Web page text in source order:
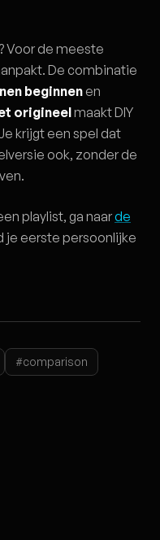
Voor de meeste
De combinatie
beginnenen
origineelmaakt DIY
krijgt een spel dat
ook, zonder de
playlist, ga naarde
je eerste persoonlijke
#comparison